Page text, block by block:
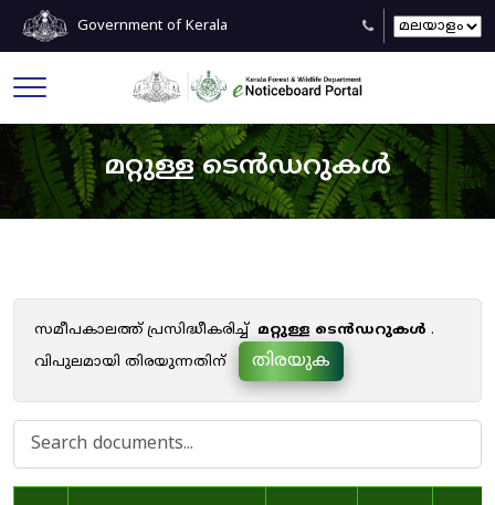
Government of Kerala
മറ്റുള്ള ടെൻഡറുകൾ
സമീപകാലത്ത് പ്രസിദ്ധീകരിച്ച് മറ്റുള്ള ടെൻഡറുകൾ .
വിപുലമായി തിരയുന്നതിന്
തിരയുക